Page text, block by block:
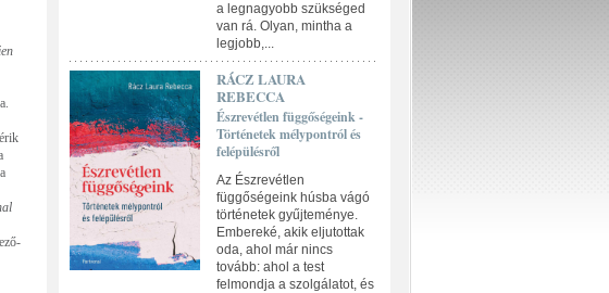
a legnagyobb szükséged
van rá. Olyan, mintha a
legjobb,...
RÁCZ LAURA
REBECCA
Észrevétlen függőségeink -
Történetek mélypontról és
felépülésről
Az Észrevétlen
függőségeink húsba vágó
történetek gyűjteménye.
Embereké, akik eljutottak
oda, ahol már nincs
tovább: ahol a test
felmondja a szolgálatot, és